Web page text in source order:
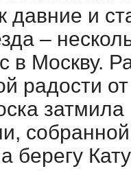
давние и
–
в Москву.
радости
берегу